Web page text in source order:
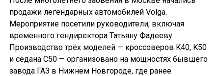
продажи легендарных автомобилей Volga.
Мероприятие посетили руководители, включая
временного гендиректора Татьяну Фадееву.
Производство трёх моделей — кроссоверов K40, K50
и седана С50 — организовано на мощностях бывшего
завода ГАЗ в Нижнем Новгороде, где ранее